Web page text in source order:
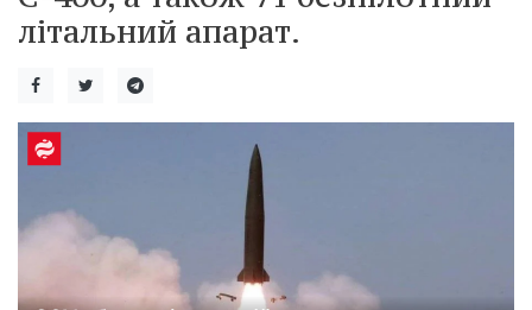
літальний апарат.